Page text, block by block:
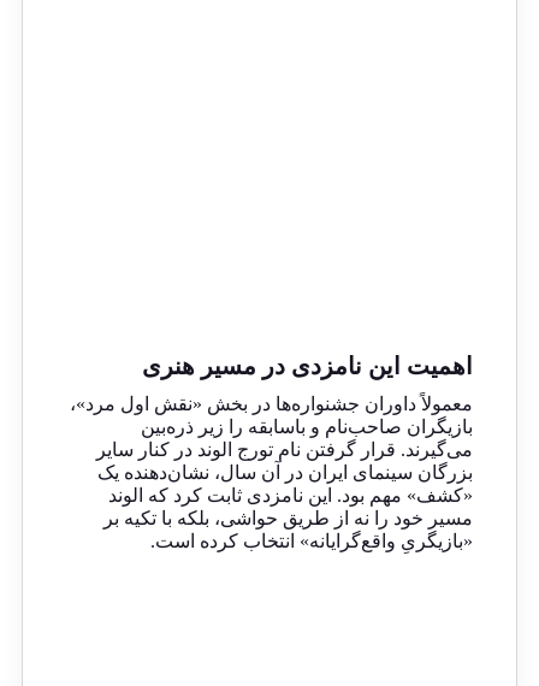
اهمیت این نامزدی در مسیر هنری
معمولاً داوران جشنواره‌ها در بخش «نقش اول مرد»،
بازیگران صاحب‌نام و باسابقه را زیر ذره‌بین
می‌گیرند. قرار گرفتن نام تورج الوند در کنار سایر
بزرگان سینمای ایران در آن سال، نشان‌دهنده یک
«کشف» مهم بود. این نامزدی ثابت کرد که الوند
مسیر خود را نه از طریق حواشی، بلکه با تکیه بر
«بازیگریِ واقع‌گرایانه» انتخاب کرده است.